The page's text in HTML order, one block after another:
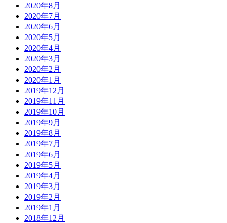
2020年8月
2020年7月
2020年6月
2020年5月
2020年4月
2020年3月
2020年2月
2020年1月
2019年12月
2019年11月
2019年10月
2019年9月
2019年8月
2019年7月
2019年6月
2019年5月
2019年4月
2019年3月
2019年2月
2019年1月
2018年12月